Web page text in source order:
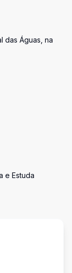
das Águas, na
e Estuda